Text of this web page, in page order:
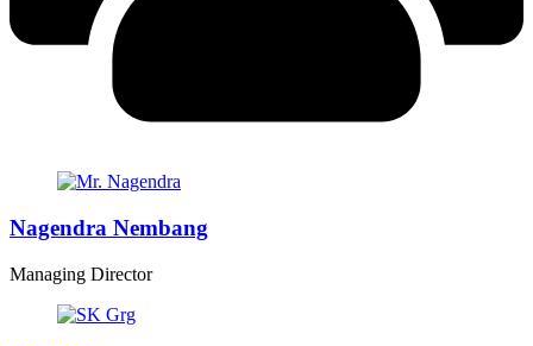
Nagendra Nembang
Managing Director